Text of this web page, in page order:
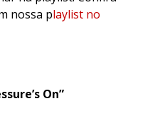
nossa playlist no
On”